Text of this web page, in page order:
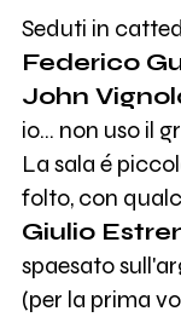
Seduti in
Federico
John
io... non uso il
La sala é
folto, con
Giulio
spaesato
(per la prima